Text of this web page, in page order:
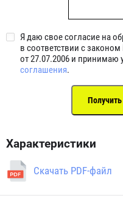
Я даю свое согласие на
в соответствии с
от 27.07.2006 и принимаю
соглашения.
Характеристики
Скачать PDF-файл